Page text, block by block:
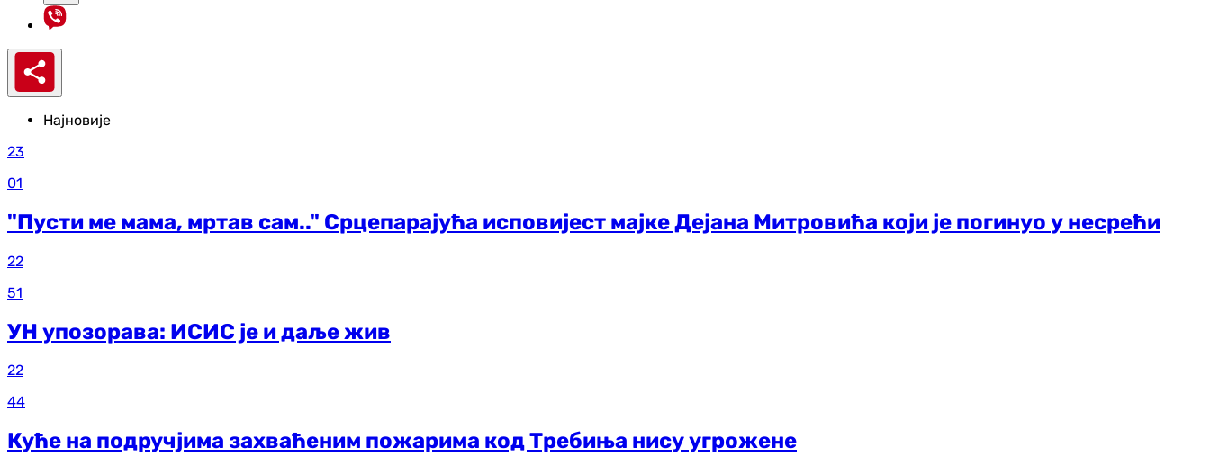
Најновије
23
01
"Пусти ме мама, мртав сам.." Срцепарајућа исповијест мајке Дејана Митровића који је погинуо у несрећи
22
51
УН упозорава: ИСИС је и даље жив
22
44
Куће на подручјима захваћеним пожарима код Требиња нису угрожене